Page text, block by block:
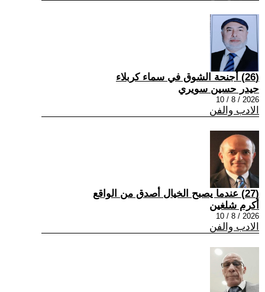
(26) أجنحة الشوق في سماء كربلاء
حيدر حسين سويري
2026 / 8 / 10
الادب والفن
(27) عندما يصبح الخيال أصدق من الواقع
أكرم شلغين
2026 / 8 / 10
الادب والفن